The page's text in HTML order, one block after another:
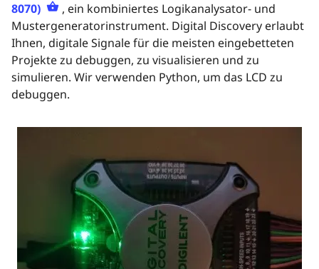
8070)
, ein kombiniertes Logikanalysator- und
Mustergeneratorinstrument. Digital Discovery erlaubt
Ihnen, digitale Signale für die meisten eingebetteten
Projekte zu debuggen, zu visualisieren und zu
simulieren. Wir verwenden Python, um das LCD zu
debuggen.